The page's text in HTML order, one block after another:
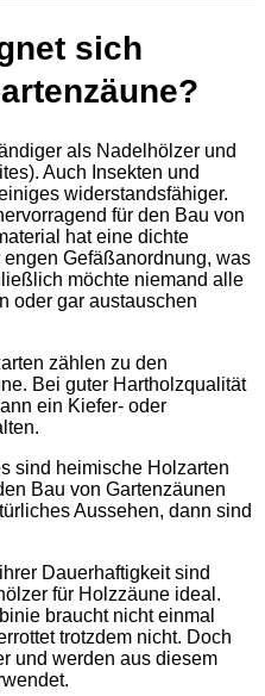
sich
als Nadelhölzer und
Auch Insekten und
widerstandsfähiger.
für den Bau von
hat eine dichte
Gefäßanordnung, was
möchte niemand alle
oder gar austauschen
zählen zu den
Bei guter Hartholzqualität
ein Kiefer- oder
sind heimische Holzarten
Bau von Gartenzäunen
Aussehen, dann sind
Dauerhaftigkeit sind
für Holzzäune ideal.
braucht nicht einmal
trotzdem nicht. Doch
und werden aus diesem